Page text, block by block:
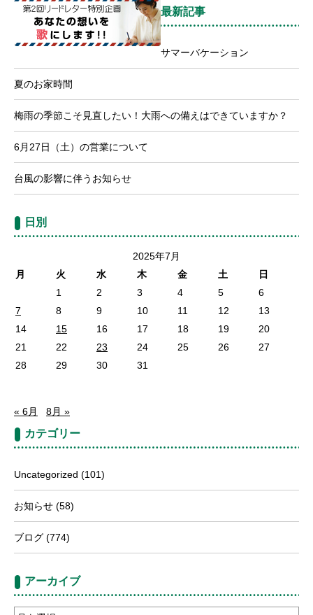
最新記事
サマーバケーション
夏のお家時間
梅雨の季節こそ見直したい！大雨への備えはできていますか？
6月27日（土）の営業について
台風の影響に伴うお知らせ
日別
2025年7月
月
火 水 木 金 土
日
1
2 3 4 5
6
7
8 9 10 11 12
13
14
15 16 17 18 19
20
21
22 23 24 25 26
27
28
29 30 31
« 6月 8月 »
カテゴリー
Uncategorized (101)
お知らせ (58)
ブログ (774)
アーカイブ